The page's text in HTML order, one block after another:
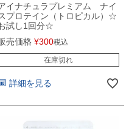
イナチュラプレミアム ナイ
プロテイン（トロピカル）☆
試し1回分☆
売価格 ¥300税込
在庫切れ
詳細を見る